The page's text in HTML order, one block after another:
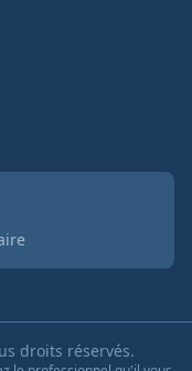
droits réservés.